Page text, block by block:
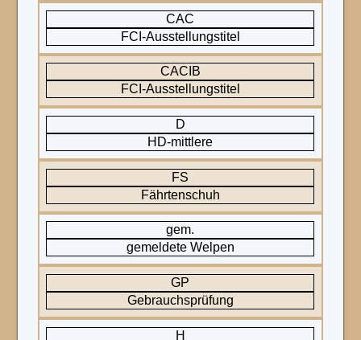
CAC
FCI-Ausstellungstitel
CACIB
FCI-Ausstellungstitel
D
HD-mittlere
FS
Fährtenschuh
gem.
gemeldete Welpen
GP
Gebrauchsprüfung
H